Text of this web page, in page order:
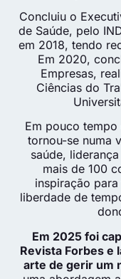
Concluiu o
de Saúde, pelo
em 2018, tendo
Em 2020,
Empresas,
Ciências do
Em pouco
tornou-se numa
saúde,
mais de 100
inspiração
liberdade de
Em 2025 foi
Revista Forbes e
arte de gerir um